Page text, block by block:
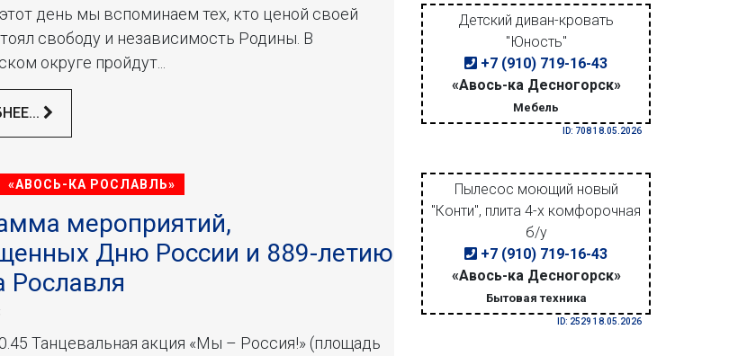
день мы вспоминаем тех, кто ценой своей
свободу и независимость Родины. В
округе пройдут...
«АВОСЬ-КА РОСЛАВЛЬ»
мероприятий,
Дню России и 889-летию
Рославля
Танцевальная акция «Мы – Россия!» (площадь
Детский диван-кровать
"Юность"
+7 (910) 719-16-43
«Авось-ка Десногорск»
Мебель
ID: 708 18.05.2026
Пылесос моющий новый
"Конти", плита 4-х комфорочная
б/у
+7 (910) 719-16-43
«Авось-ка Десногорск»
Бытовая техника
ID: 2529 18.05.2026